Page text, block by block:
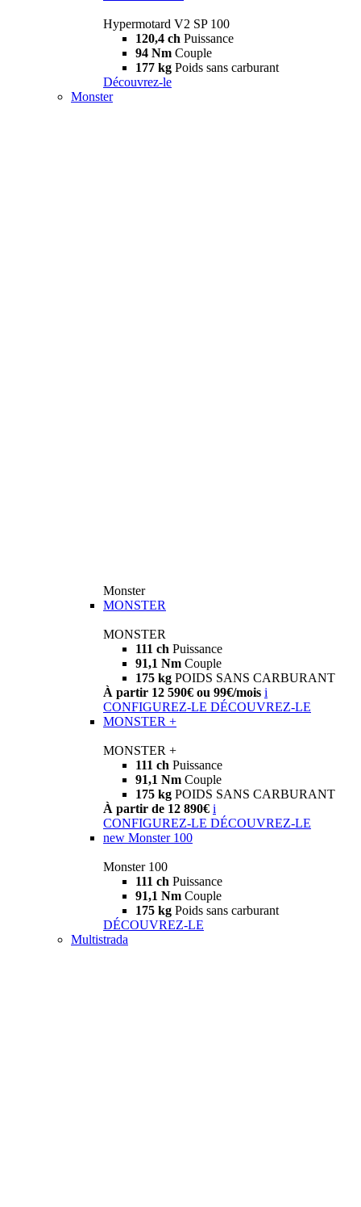
Hypermotard V2 SP 100
120,4 ch Puissance
94 Nm Couple
177 kg Poids sans carburant
Découvrez-le
Monster
Monster
MONSTER
MONSTER
111 ch Puissance
91,1 Nm Couple
175 kg POIDS SANS CARBURANT
À partir 12 590€ ou 99€/mois i
CONFIGUREZ-LE DÉCOUVREZ-LE
MONSTER +
MONSTER +
111 ch Puissance
91,1 Nm Couple
175 kg POIDS SANS CARBURANT
À partir de 12 890€ i
CONFIGUREZ-LE DÉCOUVREZ-LE
new Monster 100
Monster 100
111 ch Puissance
91,1 Nm Couple
175 kg Poids sans carburant
DÉCOUVREZ-LE
Multistrada